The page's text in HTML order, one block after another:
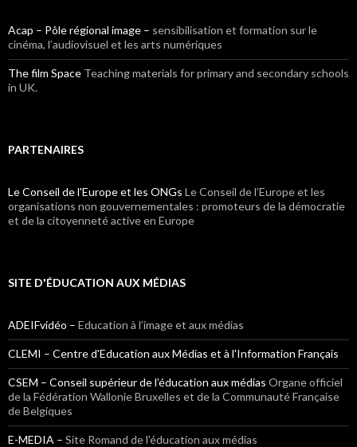
Acap – Pôle régional image – sensibilisation et formation sur le
cinéma, l’audiovisuel et les arts numériques
The film Space Teaching materials for primary and secondary schools
in UK.
PARTENAIRES
Le Conseil de l'Europe et les ONGs Le Conseil de l’Europe et les
organisations non gouvernementales : promoteurs de la démocratie
et de la citoyenneté active en Europe
SITE D'ÉDUCATION AUX MÉDIAS
ADEIFvidéo – Education à l’image et aux médias
CLEMI – Centre d'Education aux Médias et à l'Information Français
CSEM – Conseil supérieur de l’éducation aux médias Organe officiel
de la Fédération Wallonie Bruxelles et de la Communauté Française
de Belgiques
E-MEDIA – Site Romand de l’éducation aux médias